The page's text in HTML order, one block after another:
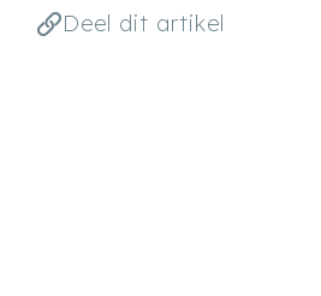
Deel dit artikel